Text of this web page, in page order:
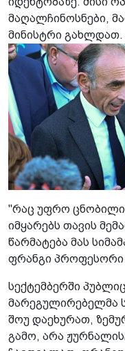
მაღალჩინოსნები,
მინისტრი გახლდათ.
"რაც უფრო ცნობილი
იმყარებს თავის
წარმატება მას
ფრანგი
სექტემბერში
მარეგულირებელმა
შოუ დაეხურათ,
გამო, არა